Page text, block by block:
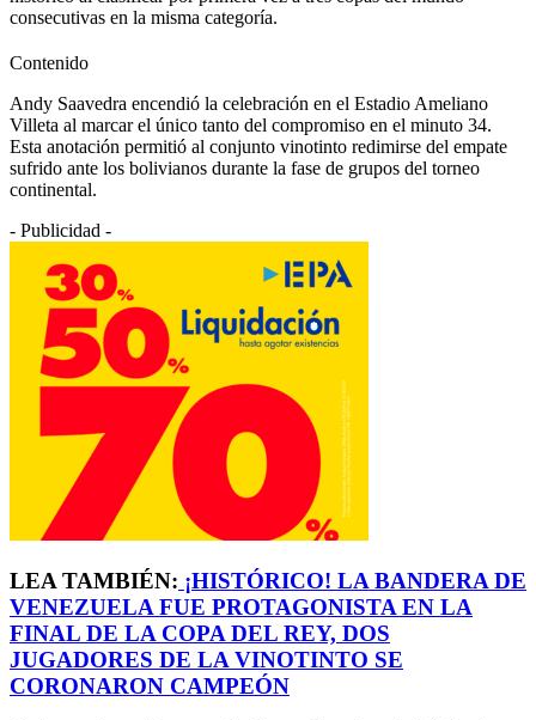
consecutivas en la misma categoría.
Contenido
Andy Saavedra encendió la celebración en el Estadio Ameliano
Villeta al marcar el único tanto del compromiso en el minuto 34.
Esta anotación permitió al conjunto vinotinto redimirse del empate
sufrido ante los bolivianos durante la fase de grupos del torneo
continental.
- Publicidad -
LEA TAMBIÉN: ¡HISTÓRICO! LA BANDERA DE
VENEZUELA FUE PROTAGONISTA EN LA
FINAL DE LA COPA DEL REY, DOS
JUGADORES DE LA VINOTINTO SE
CORONARON CAMPEÓN